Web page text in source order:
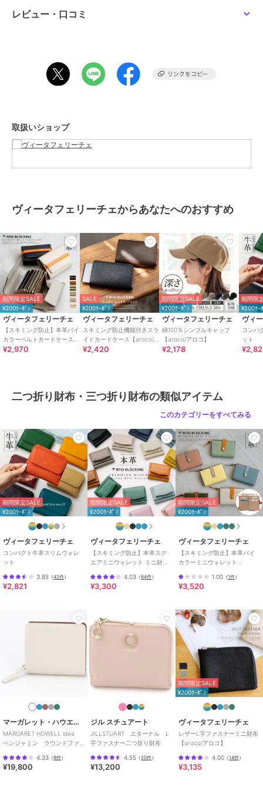
●安心設計のボックス型コインケース
●さっと取り出せる背面ポケット
背面にはオープンポケットを配置。
性別や年齢を問わず使いやすく、ギフトにもおすすめです。
内ポケット：カード入れ7、小銭入れ1、マチなし札入れ1
素材：レザー
メイン開閉口はホックボタンになっております。
金具色：ゴールド
【注意事項】
革は、水分に大変弱く、シミ・水ぶくれの原因となり、多少の色落
ち、色移りがありますのでご注意下さい。
もし雨や水に濡らした場合は、すばやく乾いたやわらかい布で水気を
取り、形を整えて必ず陰干しして下さい。
ドライヤー・ストーブ等の高温での乾燥はおやめ下さい。
期間限定セール開催中
ブランド ヴィータフェリーチェ
ショップ ヴィータフェリーチェ
商品カテゴリ 財布・ポーチ・ケース ／二つ折
り財布・三つ折り財布
性別タイプ
レディース
財布・ポーチ・ケース
／
二つ折
り財布・三つ折り財布
財布・ポーチ・ケース
二つ折
り財布・三つ折り財布
カラー
ブラウン、パープル、ブラック、
モスグリーン、ブルー、グレージ
レザー
商品のお取り扱い方法
特徴
本革
/ ライフ
スタイル/アウトドア
二つ折り財布・三つ折り財布
本革 / 無地 / かぶせ式
ライフ
スタイル
アウトドア
原産国 中国
レビュー・口コミ
取扱いショップ
ヴィータフェリーチェからあなたへのおすすめ
期間限定SALE
¥200ｸｰﾎﾟﾝ
ヴィータフェリーチェ
【スキミング防止】本革バイ
カラーベルトカードケース
【aroco/アロコ】
¥2,970
SALE
¥200ｸｰﾎﾟﾝ
ヴィータフェリーチェ
スキミング防止機能付きスラ
イドカードケース【aroco/ア
ロコ】
¥2,420
期間限定SALE
¥200ｸｰﾎﾟﾝ
ヴィータフェリーチェ
綿100％シンプルキャップ
【aroco/アロコ】
¥2,178
期間限
¥200ｸｰ
ヴィ
コンパ
ット
二つ折り財布・三つ折り財布の類似アイテム
このカテゴリーをすべてみる
期間限定SALE
¥200ｸｰﾎﾟﾝ
ヴィータフェリーチェ
コンパクト牛革スリムウォレ
ット
3.85 （42件）
¥2,821
期間限定SALE
¥200ｸｰﾎﾟﾝ
ヴィータフェリーチェ
【スキミング防止】本革スク
エアミニウォレット ミニ財布
4.03 （64件）
¥3,300
期間限定SALE
¥200ｸｰﾎﾟﾝ
ヴィータフェリーチェ
【スキミング防止】本革バイ
カラーミニウォレット
1.00（1件）
¥3,520
マーガレット・ハウエル アイデア
MARGARET HOWELL idea
ベンジャミン ラウンドファ
4.33 （9件）
¥19,800
ジル スチュアート
JILLSTUART エターナル L
字ファスナー二つ折り財布
4.55 （20件）
¥13,200
期間限定SALE
¥200ｸｰﾎﾟﾝ
ヴィータフェリーチェ
レザーL字ファスナーミニ財布
【aroco/アロコ】
4.00（14件）
¥3,135